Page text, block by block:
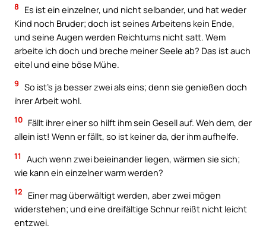
8
Es ist ein einzelner, und nicht selbander, und hat weder
Kind noch Bruder; doch ist seines Arbeitens kein Ende,
und seine Augen werden Reichtums nicht satt. Wem
arbeite ich doch und breche meiner Seele ab? Das ist auch
eitel und eine böse Mühe.
9 So ist’s ja besser zwei als eins; denn sie genießen doch
ihrer Arbeit wohl.
10 Fällt ihrer einer so hilft ihm sein Gesell auf. Weh dem, der
allein ist! Wenn er fällt, so ist keiner da, der ihm aufhelfe.
11
Auch wenn zwei beieinander liegen, wärmen sie sich;
wie kann ein einzelner warm werden?
12
Einer mag überwältigt werden, aber zwei mögen
widerstehen; und eine dreifältige Schnur reißt nicht leicht
entzwei.